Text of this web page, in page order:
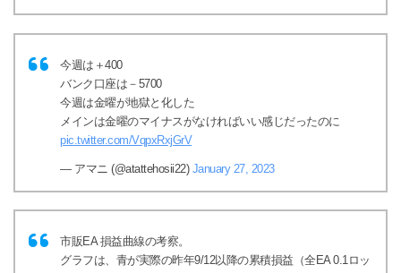
今週は＋400
バンク口座は－5700
今週は金曜が地獄と化した
メインは金曜のマイナスがなければいい感じだったのに
pic.twitter.com/VqpxRxjGrV
— アマニ (@atattehosii22) January 27, 2023
市販EA 損益曲線の考察。
グラフは、青が実際の昨年9/12以降の累積損益（全EA 0.1ロッ